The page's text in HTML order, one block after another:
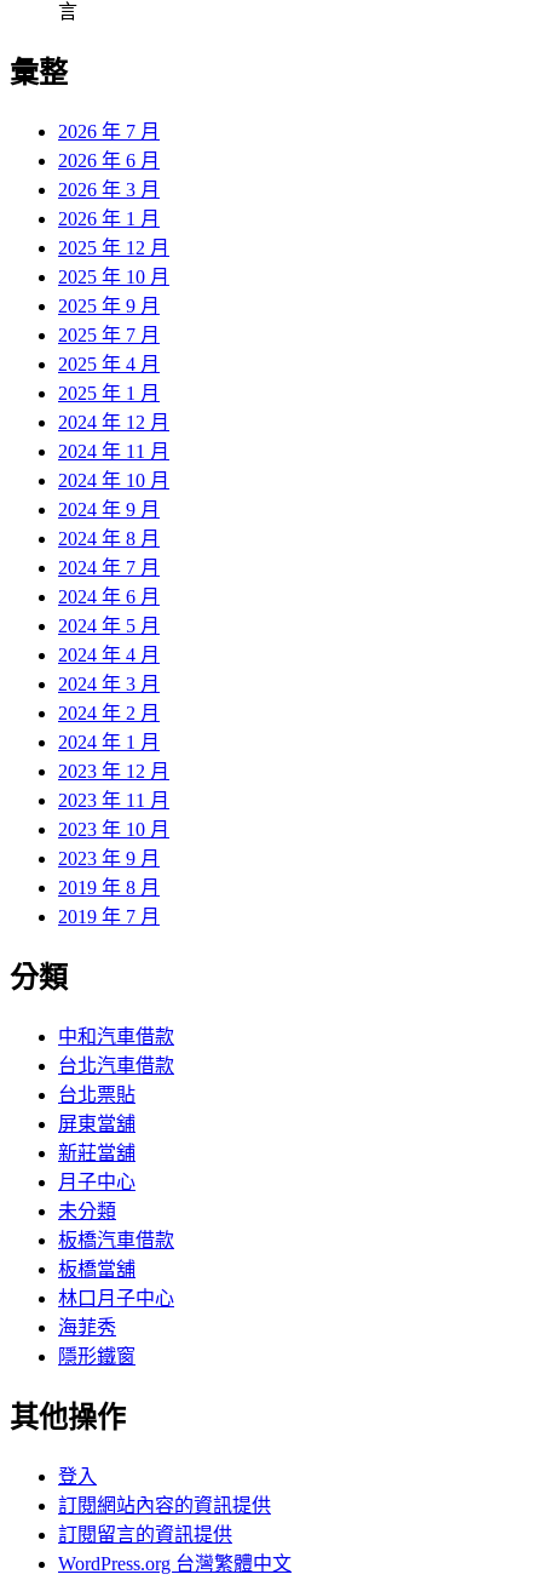
言
彙整
2026 年 7 月
2026 年 6 月
2026 年 3 月
2026 年 1 月
2025 年 12 月
2025 年 10 月
2025 年 9 月
2025 年 7 月
2025 年 4 月
2025 年 1 月
2024 年 12 月
2024 年 11 月
2024 年 10 月
2024 年 9 月
2024 年 8 月
2024 年 7 月
2024 年 6 月
2024 年 5 月
2024 年 4 月
2024 年 3 月
2024 年 2 月
2024 年 1 月
2023 年 12 月
2023 年 11 月
2023 年 10 月
2023 年 9 月
2019 年 8 月
2019 年 7 月
分類
中和汽車借款
台北汽車借款
台北票貼
屏東當舖
新莊當舖
月子中心
未分類
板橋汽車借款
板橋當舖
林口月子中心
海菲秀
隱形鐵窗
其他操作
登入
訂閱網站內容的資訊提供
訂閱留言的資訊提供
WordPress.org 台灣繁體中文